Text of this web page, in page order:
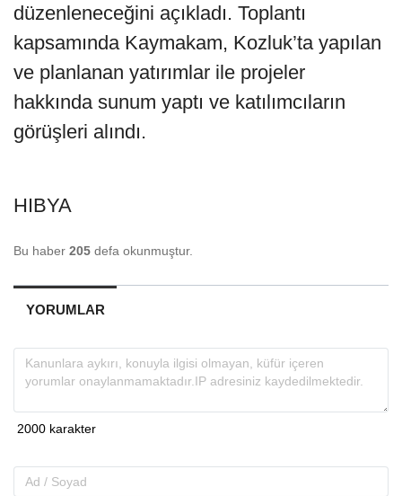
düzenleneceğini açıkladı. Toplantı
kapsamında Kaymakam, Kozluk’ta yapılan
ve planlanan yatırımlar ile projeler
hakkında sunum yaptı ve katılımcıların
görüşleri alındı.
HIBYA
Bu haber 205 defa okunmuştur.
YORUMLAR